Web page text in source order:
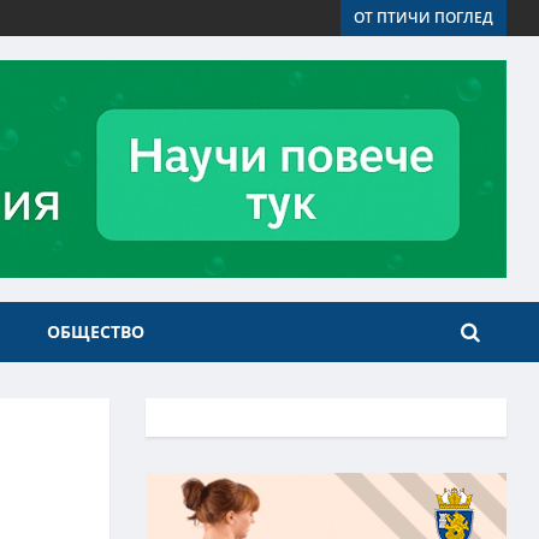
ОТ ПТИЧИ ПОГЛЕД
ОБЩЕСТВО